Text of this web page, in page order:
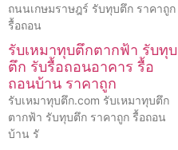
ถนนเกษมราษฎร์ รับทุบตึก ราคาถูก
รื้อถอน
รับเหมาทุบตึกตากฟ้า รับทุบ
ตึก รับรื้อถอนอาคาร รื้อ
ถอนบ้าน ราคาถูก
รับเหมาทุบตึก.com รับเหมาทุบตึก
ตากฟ้า รับทุบตึก ราคาถูก รื้อถอน
บ้าน รั